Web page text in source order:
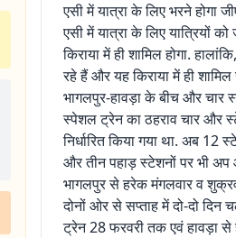
एसी में यात्रा के लिए भरने होगा
एसी में यात्रा के लिए यात्रियों
किराया में ही शामिल होगा.
रहे हैं और यह किराया में ही
भागलपुर-हावड़ा के बीच और चार
स्पेशल ट्रेन का ठहराव चार और
निर्धारित किया गया था. अब 12
और तीन पहाड़ स्टेशनों पर भी
भागलपुर से हरेक मंगलवार व
दोनों ओर से सप्ताह में दो-दो
ट्रेन 28 फरवरी तक एवं हावड़ा